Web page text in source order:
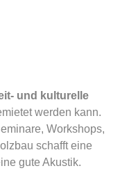
und kulturelle
werden kann.
Workshops,
schafft eine
gute Akustik.